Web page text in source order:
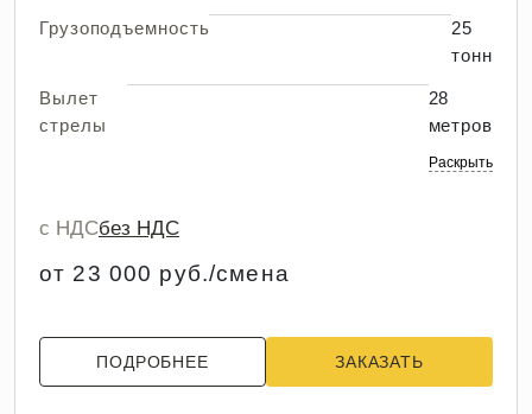
Грузоподъемность
25
тонн
Вылет
стрелы
28
метров
Раскрыть
с НДСбез НДС
от 23 000 руб./смена
ПОДРОБНЕЕ ЗАКАЗАТЬ